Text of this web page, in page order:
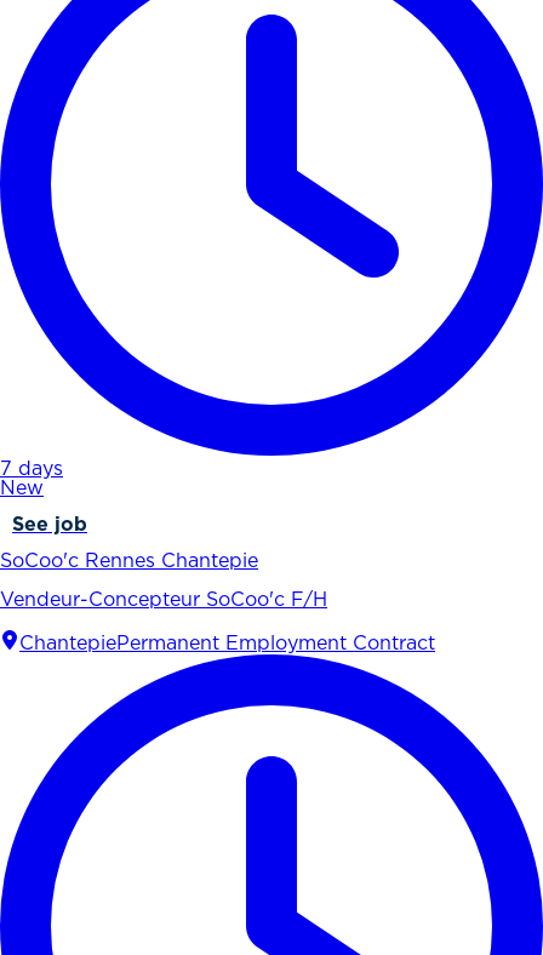
7 days
New
See job
SoCoo'c Rennes Chantepie
Vendeur-Concepteur SoCoo'c F/H
ChantepiePermanent Employment Contract